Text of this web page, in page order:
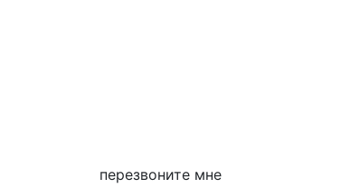
перезвоните мне